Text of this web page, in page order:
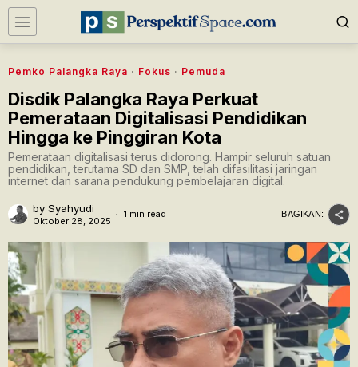
Pemko Palangka Raya · Fokus · Pemuda
Disdik Palangka Raya Perkuat
Pemerataan Digitalisasi Pendidikan
Hingga ke Pinggiran Kota
Pemerataan digitalisasi terus didorong. Hampir seluruh satuan
pendidikan, terutama SD dan SMP, telah difasilitasi jaringan
internet dan sarana pendukung pembelajaran digital.
by Syahyudi
Oktober 28, 2025
1 min read BAGIKAN: